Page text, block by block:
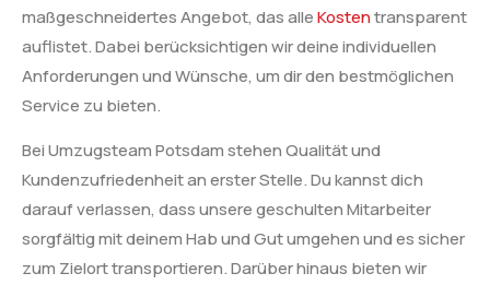
maßgeschneidertes Angebot, das alleKostentransparent
auflistet. Dabei berücksichtigen wir deine individuellen
Anforderungen und Wünsche, um dir den bestmöglichen
Service zu bieten.
Bei Umzugsteam Potsdam stehen Qualität und
Kundenzufriedenheit an erster Stelle. Du kannst dich
darauf verlassen, dass unsere geschulten Mitarbeiter
sorgfältig mit deinem Hab und Gut umgehen und es sicher
zum Zielort transportieren. Darüber hinaus bieten wir